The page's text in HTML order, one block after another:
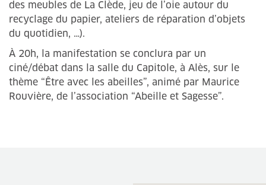
des meubles de La Clède, jeu de l’oie autour du
recyclage du papier, ateliers de réparation d’objets
du quotidien, …).
À 20h, la manifestation se conclura par un
ciné/débat dans la salle du Capitole, à Alès, sur le
thème “Être avec les abeilles”, animé par Maurice
Rouvière, de l’association “Abeille et Sagesse”.